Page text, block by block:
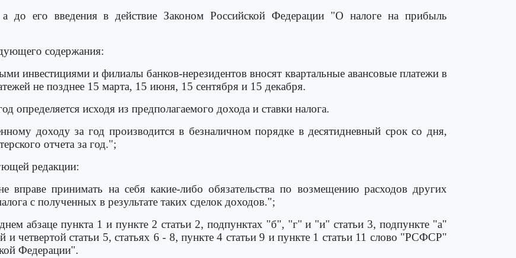
до его введения в действие Законом Российской Федерации "О налоге на прибыль
содержания:
инвестициями и филиалы банков-нерезидентов вносят квартальные авансовые платежи в
не позднее 15 марта, 15 июня, 15 сентября и 15 декабря.
определяется исходя из предполагаемого дохода и ставки налога.
доходу за год производится в безналичном порядке в десятидневный срок со дня,
отчета за год.";
редакции:
принимать на себя какие-либо обязательства по возмещению расходов других
с полученных в результате таких сделок доходов.";
абзаце пункта 1 и пункте 2 статьи 2, подпунктах "б", "г" и "и" статьи 3, подпункте "а"
и четвертой статьи 5, статьях 6 - 8, пункте 4 статьи 9 и пункте 1 статьи 11 слово "РСФСР"
Федерации".